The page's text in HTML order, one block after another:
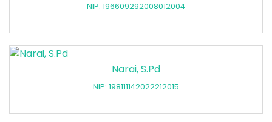
NIP: 196609292008012004
Narai, S.Pd
NIP: 198111142022212015